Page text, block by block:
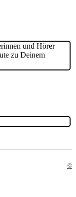
und Hörer
zu Deinem
©